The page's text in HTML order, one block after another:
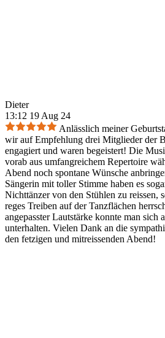
Dieter
13:12 19 Aug 24
Anlässlich meiner
wir auf Empfehlung drei Mitglieder der
engagiert und waren begeistert! Die
vorab aus umfangreichem Repertoire
Abend noch spontane Wünsche
Sängerin mit toller Stimme haben es
Nichttänzer von den Stühlen zu reissen,
reges Treiben auf der Tanzflächen
angepasster Lautstärke konnte man sich
unterhalten. Vielen Dank an die
den fetzigen und mitreissenden Abend!